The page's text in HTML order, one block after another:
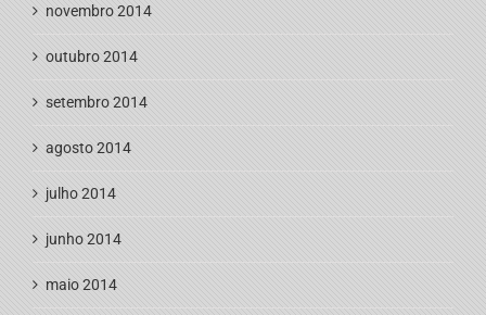
novembro 2014
outubro 2014
setembro 2014
agosto 2014
julho 2014
junho 2014
maio 2014